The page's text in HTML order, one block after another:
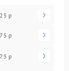
р
р
р